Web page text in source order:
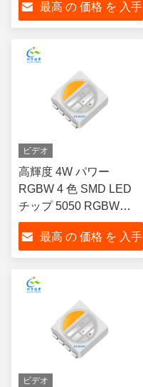
LED 調光可 フルカラ
ー・ギャムスペクトル
SMD for LED ストライ
プライト オフィス・ス
最高 の 価格 を 入手
ビデオ
高輝度 4W パワー
RGBW 4 色 SMD LED
チップ 5050 RGBW
LED 4-in-1 LED
最高 の 価格 を 入手
ビデオ